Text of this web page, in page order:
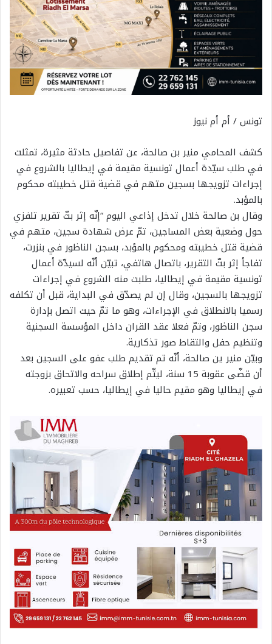
تونس / أم أم نيوز
كشف المحامي منير بن صالحة، عن تفاصيل حادثة مثيرة، تمثلت
في طلب سيّدة أعمال تونسية مقيمة في إيطاليا بالشروع في
إجراءات تزويجها بسجين متهم في قضية قتل خطيبته محكوم
بالمؤبد.
وقال بن صالحة خلال تدخل إذاعي اليوم “إنّه إثر بثّ تقرير تلفزي
حول وضعية بعض المساجين، تمّ عرض شهادة سجين، متهم في
قضية قتل خطيبته ومحكوم بالمؤبد، بسجن الناظور في بنزرت،
تفاجأ إثر بثّ التقرير، باتصال هاتفي، تبيّن أنّه لسيدّة أعمال
تونسية مقيمة في إيطاليا، طلبت منه الشروع في إجراءات
تزويجها بالسجين، وقال إن لم يصدّق في البداية، قبل أن تكلفه
رسميا بالانطلاق في الإجراءات، وهو ما تمّ حيث اتصل بإدارة
سجن الناظور، وتمّ فعلا عقد القران داخل المؤسسة السجنية
وتنظيم حفل والتقاط صور تذكارية.
وبيّن منير ين صالحة، أنّه تم تقديم طلب عفو على السجين بعد
أن قضّى عقوبة 15 سنة، ليتّم إطلاق سراحه والاتحاق بزوجته
في إيطاليا وهو مقيم حاليا في إيطاليا، حسب تعبيره.